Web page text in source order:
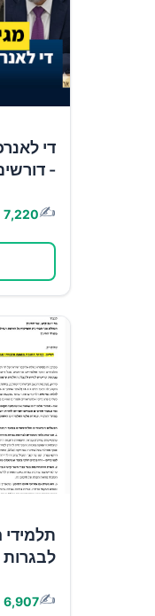
די
-
✍️
7,220
לבגרות
✍️
6,907